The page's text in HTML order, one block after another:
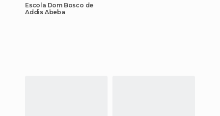
Escola Dom Bosco de
Addis Abeba